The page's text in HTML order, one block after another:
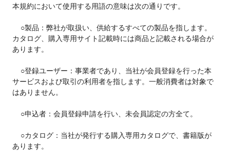
本規約において使用する用語の意味は次の通りです。
カタログ、購入専用サイト記載時には商品と記載される場合が
あります。
サービスおよび取引の利用者を指します。一般消費者は対象で
はありません。
あります。